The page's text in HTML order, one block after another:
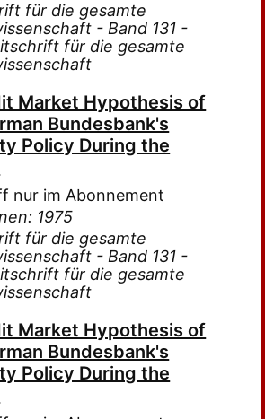
für die gesamte
- Band 131 -
für die gesamte
Market Hypothesis of
Bundesbank's
Policy During the
nur im Abonnement
1975
für die gesamte
- Band 131 -
für die gesamte
Market Hypothesis of
Bundesbank's
Policy During the